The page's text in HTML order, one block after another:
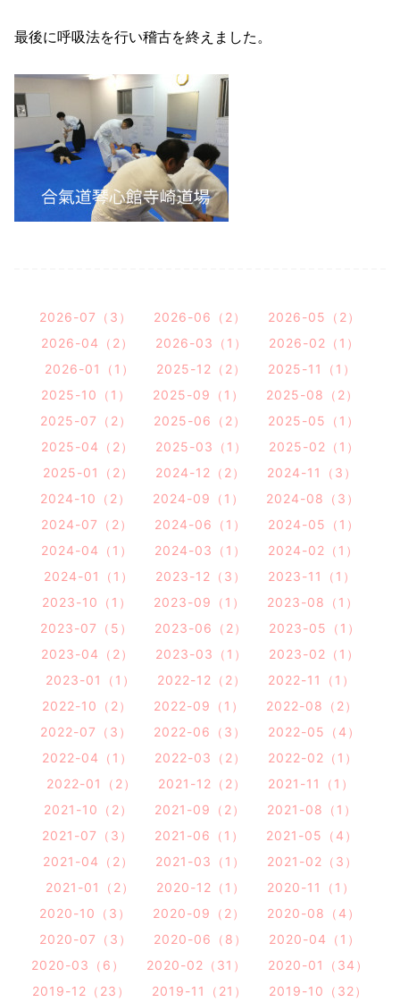
最後に呼吸法を行い稽古を終えました。
2026-07（3） 2026-06（2）
2026-05（2）
2026-04（2）
2026-03（1）
2026-02（1）
2026-01（1）
2025-12（2）
2025-11（1）
2025-10（1）
2025-09（1）
2025-08（2）
2025-07（2）
2025-06（2）
2025-05（1）
2025-04（2）
2025-03（1）
2025-02（1）
2025-01（2）
2024-12（2）
2024-11（3）
2024-10（2）
2024-09（1）
2024-08（3）
2024-07（2）
2024-06（1）
2024-05（1）
2024-04（1）
2024-03（1）
2024-02（1）
2024-01（1）
2023-12（3）
2023-11（1）
2023-10（1）
2023-09（1）
2023-08（1）
2023-07（5）
2023-06（2）
2023-05（1）
2023-04（2）
2023-03（1）
2023-02（1）
2023-01（1）
2022-12（2）
2022-11（1）
2022-10（2）
2022-09（1）
2022-08（2）
2022-07（3）
2022-06（3）
2022-05（4）
2022-04（1）
2022-03（2）
2022-02（1）
2022-01（2）
2021-12（2）
2021-11（1）
2021-10（2）
2021-09（2）
2021-08（1）
2021-07（3）
2021-06（1）
2021-05（4）
2021-04（2）
2021-03（1）
2021-02（3）
2021-01（2）
2020-12（1）
2020-11（1）
2020-10（3）
2020-09（2）
2020-08（4）
2020-07（3）
2020-06（8）
2020-04（1）
2020-03（6）
2020-02（31）
2020-01（34）
2019-12（23）
2019-11（21）
2019-10（32）